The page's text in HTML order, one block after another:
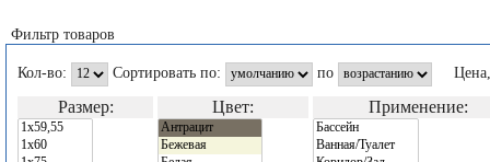
Фильтр товаров
Кол-во: Сортировать по: по Цена
Размер: Цвет: Применение: